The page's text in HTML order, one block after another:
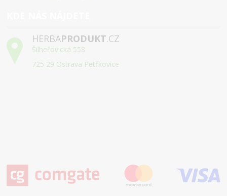
HERBAPRODUKT.CZ
Šilheřovická 558
725 29 Ostrava Petřkovice